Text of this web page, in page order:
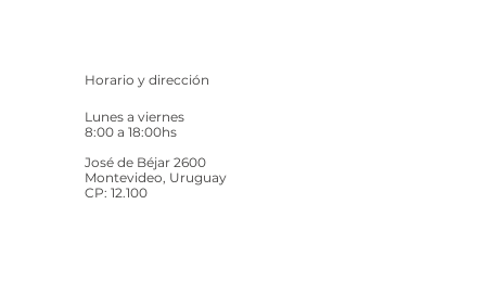
Horario y dirección
Lunes a viernes
8:00 a 18:00hs
José de Béjar 2600
Montevideo, Uruguay
CP: 12.100